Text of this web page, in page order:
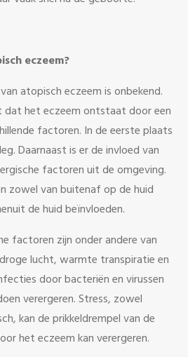
eczeem?
atopisch eczeem is onbekend.
het eczeem ontstaat door een
factoren. In de eerste plaats
Daarnaast is er de invloed van
factoren uit de omgeving.
zowel van buitenaf op de huid
de huid beïnvloeden.
factoren zijn onder andere van
lucht, warmte transpiratie en
door bacteriën en virussen
verergeren. Stress, zowel
kan de prikkeldrempel van de
het eczeem kan verergeren.